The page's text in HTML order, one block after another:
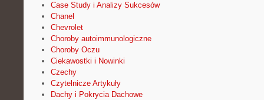
Case Study i Analizy Sukcesów
Chanel
Chevrolet
Choroby autoimmunologiczne
Choroby Oczu
Ciekawostki i Nowinki
Czechy
Czytelnicze Artykuły
Dachy i Pokrycia Dachowe